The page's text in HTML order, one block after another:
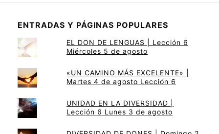
ENTRADAS Y PÁGINAS POPULARES
EL DON DE LENGUAS | Lección 6
Miércoles 5 de agosto
«UN CAMINO MÁS EXCELENTE» |
Martes 4 de agosto Lección 6
UNIDAD EN LA DIVERSIDAD |
Lección 6 Lunes 3 de agosto